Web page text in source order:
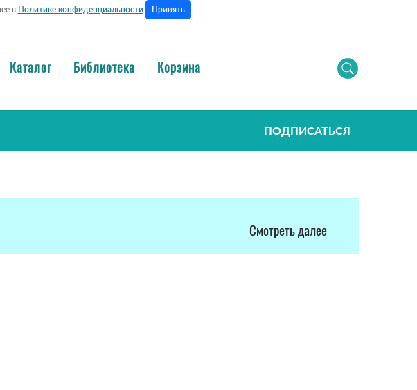
в Политике конфиденциальности Принять
Каталог Библиотека Корзина
ПОДПИСАТЬСЯ
Смотреть далее